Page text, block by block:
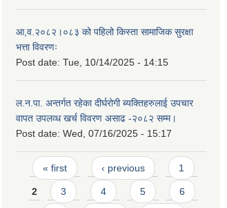
आ,व.२०८२।०८३ को पहिलो किस्ता सामाजिक सुरक्षा
भत्ता विवरणः
Post date: Tue, 10/14/2025 - 14:15
ल.न.पा. अन्तर्गत रहेका दीर्घरोगी ब्यक्तिहरुलाई उपचार
वापत उपलव्ध खर्च विवरण असाढ -२०८२ सम्म।
Post date: Wed, 07/16/2025 - 15:17
Pages
« first ‹ previous 1
2 3 4 5 6